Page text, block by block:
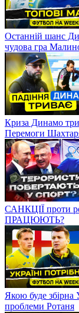
Останній шанс
чудова гра
Криза Динамо
Перемоги
САНКЦІЇ проти
ПРАЦЮЮТЬ?
Якою буде збірна
проблеми Ротаня